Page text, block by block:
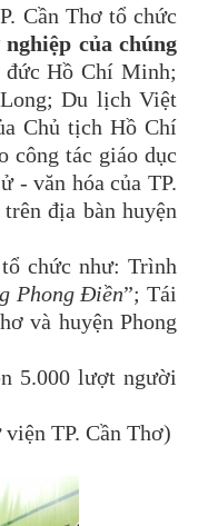
Cần Thơ tổ chức
của chúng
đức Hồ Chí Minh;
Du lịch Việt
Chủ tịch Hồ Chí
công tác giáo dục
- văn hóa của TP.
địa bàn huyện
chức như: Trình
Phong Điền”; Tái
và huyện Phong
5.000 lượt người
viện TP. Cần Thơ)